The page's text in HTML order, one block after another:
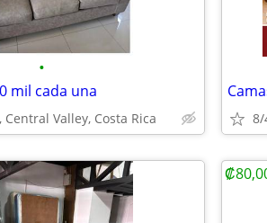
•
mil cada una
Central Valley, Costa Rica 8/